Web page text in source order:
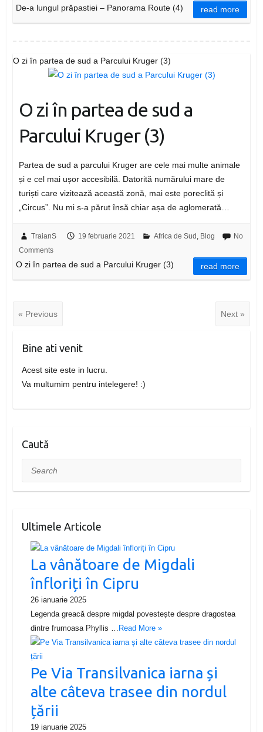
De-a lungul prăpastiei – Panorama Route (4) read more
O zi în partea de sud a Parcului Kruger (3)
O zi în partea de sud a
Parcului Kruger (3)
Partea de sud a parcului Kruger are cele mai multe animale
și e cel mai ușor accesibilă. Datorită numărului mare de
turiști care vizitează această zonă, mai este poreclită și
„Circus”. Nu mi s-a părut însă chiar așa de aglomerată…
TraianS 19 februarie 2021 Africa de Sud Blog
No
Comments
O zi în partea de sud a Parcului Kruger (3) read more
« Previous Next »
Bine ati venit
Acest site este in lucru.
Va multumim pentru intelegere! :)
Caută
Search
Ultimele Articole
La vânătoare de Migdali
înfloriți în Cipru
26 ianuarie 2025
Legenda greacă despre migdal povestește despre dragostea
dintre frumoasa Phyllis … Read More »
Pe Via Transilvanica iarna și
alte câteva trasee din nordul
țării
19 ianuarie 2025